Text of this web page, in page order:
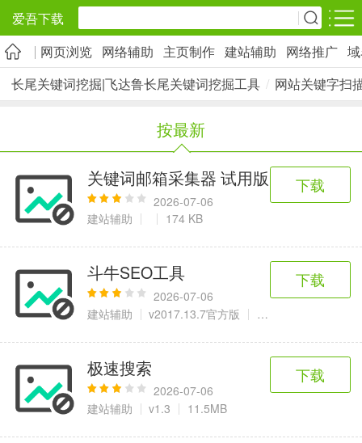
爱吾下载
安卓应用 安卓游戏
旅游出行
社交通讯
2千+款应用
影音播放
实用工具
2万+款应用
金融理财
2百+款应用
网上购物
资讯阅读
1万+款应用
学习办公
3万+款应用
生活服务
2万+款应用
医疗健康
6千+款应用
母婴育儿
2百+款应用
趣味娱乐
3千+款应用
网页浏览 网络辅助 主页制作 建站辅助 网络推广
长尾关键词挖掘|飞达鲁长尾关键词挖掘工具 / 网站关键字扫
按最新
关键词邮箱采集器 试用版
2026-07-06
建站辅助
174 KB
下载
斗牛SEO工具
2026-07-06
建站辅助
v2017.13.7官方版 33.3 MB
下载
极速搜索
2026-07-06
建站辅助
v1.3 11.5MB
下载